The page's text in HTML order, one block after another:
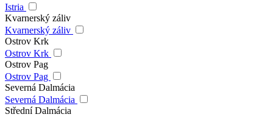
Istria
Kvarnerský záliv
Kvarnerský záliv
Ostrov Krk
Ostrov Krk
Ostrov Pag
Ostrov Pag
Severná Dalmácia
Severná Dalmácia
Střední Dalmácia